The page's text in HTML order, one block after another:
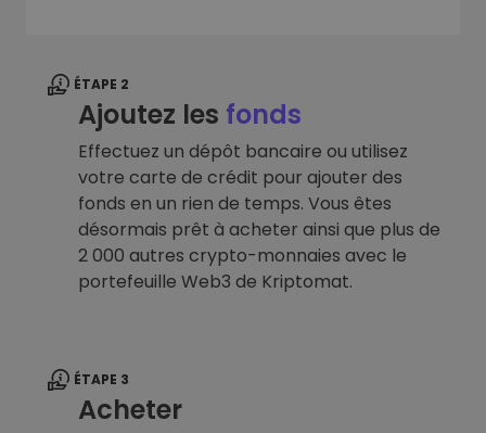
ÉTAPE 2
Ajoutez les fonds
Effectuez un dépôt bancaire ou utilisez
votre carte de crédit pour ajouter des
fonds en un rien de temps. Vous êtes
désormais prêt à acheter ainsi que plus de
2 000 autres crypto-monnaies avec le
portefeuille Web3 de Kriptomat.
ÉTAPE 3
Acheter